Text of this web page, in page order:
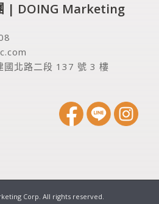
| DOING Marketing
國北路二段 137 號 3 樓
Corp. All rights reserved.